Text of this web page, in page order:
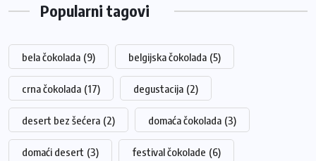
Popularni tagovi
bela čokolada (9) belgijska čokolada (5)
crna čokolada (17) degustacija (2)
desert bez šećera (2) domaća čokolada (3)
domaći desert (3) festival čokolade (6)